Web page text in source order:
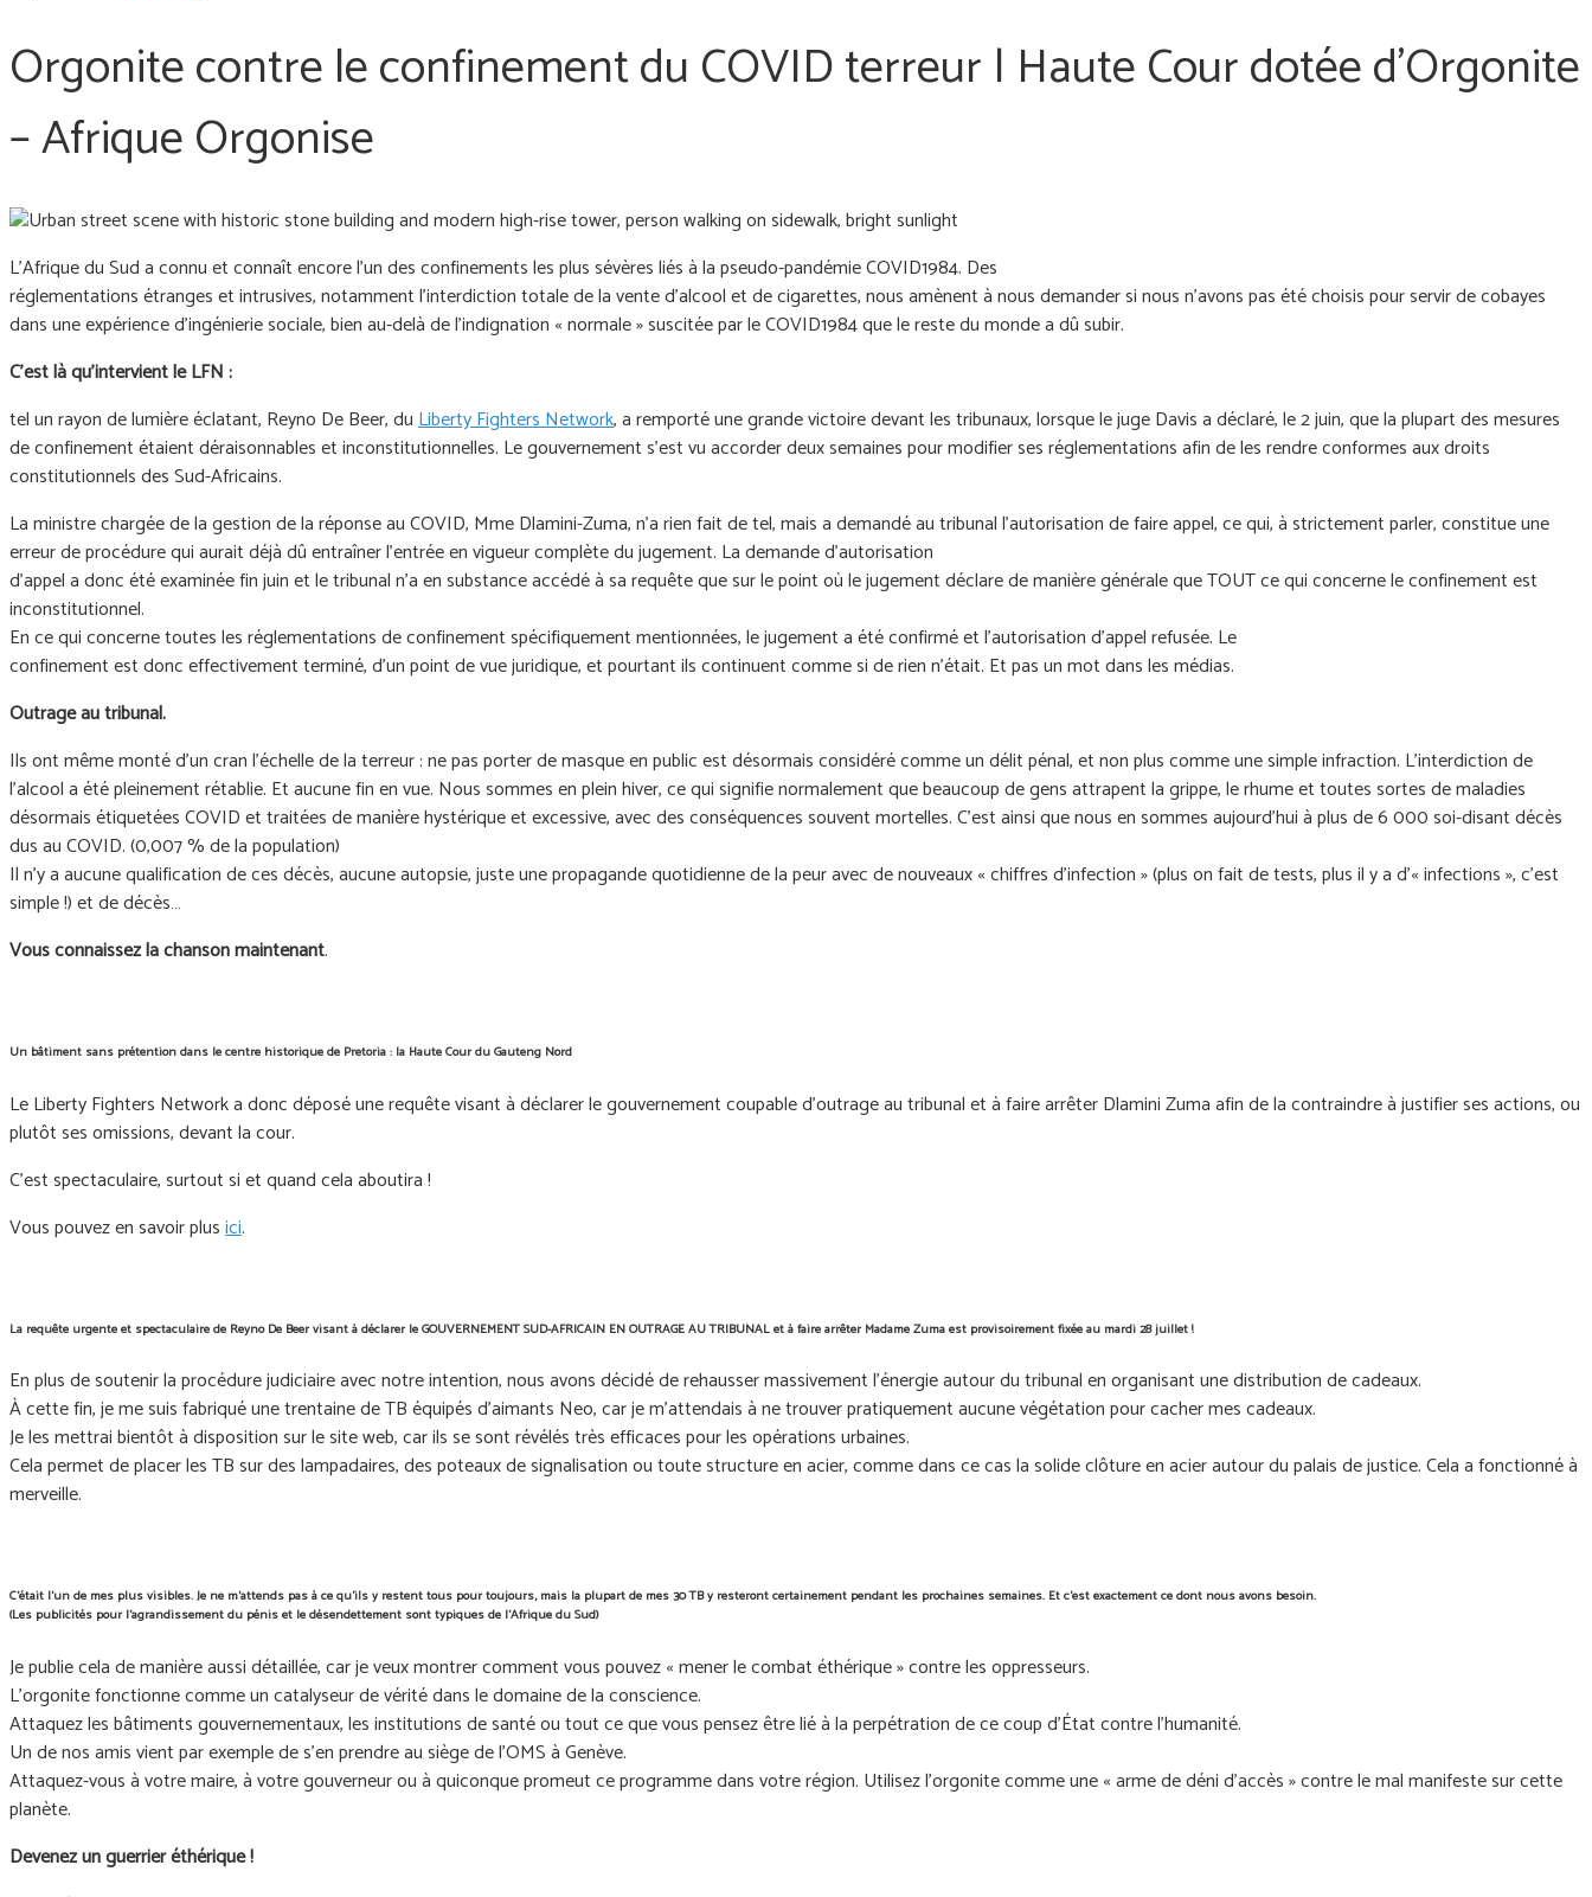
Orgonite contre le confinement du COVID terreur | Haute Cour dotée d’Orgonite
– Afrique Orgonise
L'Afrique du Sud a connu et connaît encore l'un des confinements les plus sévères liés à la pseudo-pandémie COVID1984. Des
réglementations étranges et intrusives, notamment l'interdiction totale de la vente d'alcool et de cigarettes, nous amènent à nous demander si nous n'avons pas été choisis pour servir de cobayes
dans une expérience d'ingénierie sociale, bien au-delà de l'indignation « normale » suscitée par le COVID1984 que le reste du monde a dû subir.
C'est là qu'intervient le LFN :
tel un rayon de lumière éclatant, Reyno De Beer, duLiberty Fighters Network, a remporté une grande victoire devant les tribunaux, lorsque le juge Davis a déclaré, le 2 juin, que la plupart des mesures
de confinement étaient déraisonnables et inconstitutionnelles. Le gouvernement s'est vu accorder deux semaines pour modifier ses réglementations afin de les rendre conformes aux droits
constitutionnels des Sud-Africains.
La ministre chargée de la gestion de la réponse au COVID, Mme Dlamini-Zuma, n’a rien fait de tel, mais a demandé au tribunal l’autorisation de faire appel, ce qui, à strictement parler, constitue une
erreur de procédure qui aurait déjà dû entraîner l’entrée en vigueur complète du jugement. La demande d'autorisation
d'appel a donc été examinée fin juin et le tribunal n'a en substance accédé à sa requête que sur le point où le jugement déclare de manière générale que TOUT ce qui concerne le confinement est
inconstitutionnel.
En ce qui concerne toutes les réglementations de confinement spécifiquement mentionnées, le jugement a été confirmé et l'autorisation d'appel refusée. Le
confinement est donc effectivement terminé, d'un point de vue juridique, et pourtant ils continuent comme si de rien n'était. Et pas un mot dans les médias.
Outrage au tribunal.
Ils ont même monté d’un cran l’échelle de la terreur : ne pas porter de masque en public est désormais considéré comme un délit pénal, et non plus comme une simple infraction. L’interdiction de
l’alcool a été pleinement rétablie. Et aucune fin en vue. Nous sommes en plein hiver, ce qui signifie normalement que beaucoup de gens attrapent la grippe, le rhume et toutes sortes de maladies
désormais étiquetées COVID et traitées de manière hystérique et excessive, avec des conséquences souvent mortelles. C'est ainsi que nous en sommes aujourd'hui à plus de 6 000 soi-disant décès
dus au COVID. (0,007 % de la population)
Il n'y a aucune qualification de ces décès, aucune autopsie, juste une propagande quotidienne de la peur avec de nouveaux « chiffres d'infection » (plus on fait de tests, plus il y a d'« infections », c'est
simple !) et de décès…
Vous connaissez la chanson maintenant.
Un bâtiment sans prétention dans le centre historique de Pretoria : la Haute Cour du Gauteng Nord
Le Liberty Fighters Network a donc déposé une requête visant à déclarer le gouvernement coupable d’outrage au tribunal et à faire arrêter Dlamini Zuma afin de la contraindre à justifier ses actions, ou
plutôt ses omissions, devant la cour.
C’est spectaculaire, surtout si et quand cela aboutira !
Vous pouvez en savoir plusici.
La requête urgente et spectaculaire de Reyno De Beer visant à déclarer le GOUVERNEMENT SUD-AFRICAIN EN OUTRAGE AU TRIBUNAL et à faire arrêter Madame Zuma est provisoirement fixée au mardi 28 juillet !
En plus de soutenir la procédure judiciaire avec notre intention, nous avons décidé de rehausser massivement l'énergie autour du tribunal en organisant une distribution de cadeaux.
À cette fin, je me suis fabriqué une trentaine de TB équipés d’aimants Neo, car je m’attendais à ne trouver pratiquement aucune végétation pour cacher mes cadeaux.
Je les mettrai bientôt à disposition sur le site web, car ils se sont révélés très efficaces pour les opérations urbaines.
Cela permet de placer les TB sur des lampadaires, des poteaux de signalisation ou toute structure en acier, comme dans ce cas la solide clôture en acier autour du palais de justice. Cela a fonctionné à
merveille.
C'était l'un de mes plus visibles. Je ne m'attends pas à ce qu'ils y restent tous pour toujours, mais la plupart de mes 30 TB y resteront certainement pendant les prochaines semaines. Et c'est exactement ce dont nous avons besoin.
(Les publicités pour l'agrandissement du pénis et le désendettement sont typiques de l'Afrique du Sud)
Je publie cela de manière aussi détaillée, car je veux montrer comment vous pouvez « mener le combat éthérique » contre les oppresseurs.
L’orgonite fonctionne comme un catalyseur de vérité dans le domaine de la conscience.
Attaquez les bâtiments gouvernementaux, les institutions de santé ou tout ce que vous pensez être lié à la perpétration de ce coup d’État contre l’humanité.
Un de nos amis vient par exemple de s’en prendre au siège de l’OMS à Genève.
Attaquez-vous à votre maire, à votre gouverneur ou à quiconque promeut ce programme dans votre région. Utilisez l'orgonite comme une « arme de déni d'accès » contre le mal manifeste sur cette
planète.
Devenez un guerrier éthérique !